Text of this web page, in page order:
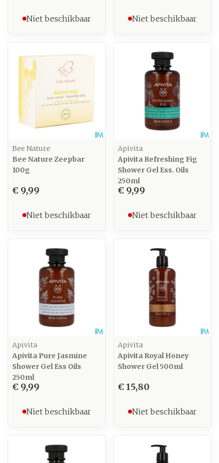
Niet beschikbaar Niet beschikbaar
Bee Nature
Bee Nature Zeepbar
100g
€ 9,99
Niet beschikbaar
Apivita
Apivita Refreshing Fig
Shower Gel Ess. Oils
250ml
€ 9,99
Niet beschikbaar
Apivita
Apivita Pure Jasmine
Shower Gel Ess Oils
250ml
€ 9,99
Niet beschikbaar
Apivita
Apivita Royal Honey
Shower Gel 500ml
€ 15,80
Niet beschikbaar